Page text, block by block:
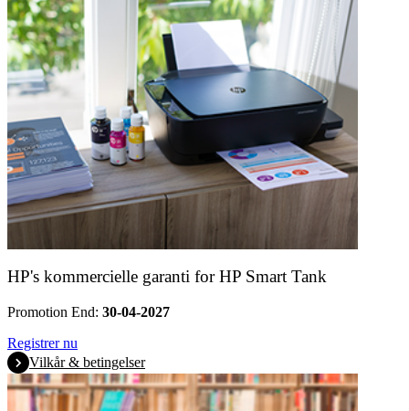
HP's kommercielle garanti for HP Smart Tank
Promotion End: 30-04-2027
Registrer nu
Vilkår & betingelser